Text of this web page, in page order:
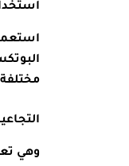
وهي